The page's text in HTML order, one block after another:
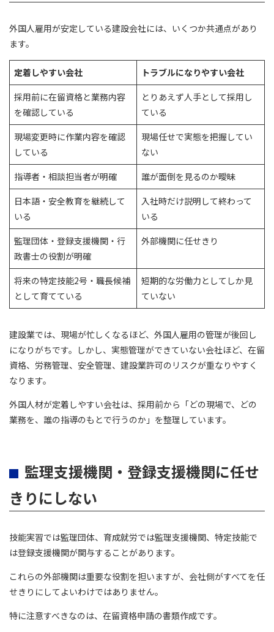
外国人雇用が安定している建設会社には、いくつか共通点があり
ます。
定着しやすい会社
トラブルになりやすい会社
採用前に在留資格と業務内容
を確認している
とりあえず人手として採用し
ている
現場変更時に作業内容を確認
している
現場任せで実態を把握してい
ない
指導者・相談担当者が明確
誰が面倒を見るのか曖昧
日本語・安全教育を継続して
いる
入社時だけ説明して終わって
いる
監理団体・登録支援機関・行
政書士の役割が明確
外部機関に任せきり
将来の特定技能2号・職長候補
として育てている
短期的な労働力としてしか見
ていない
建設業では、現場が忙しくなるほど、外国人雇用の管理が後回し
になりがちです。しかし、実態管理ができていない会社ほど、在留
資格、労務管理、安全管理、建設業許可のリスクが重なりやすく
なります。
外国人材が定着しやすい会社は、採用前から「どの現場で、どの
業務を、誰の指導のもとで行うのか」を整理しています。
監理支援機関・登録支援機関に任せ
きりにしない
技能実習では監理団体、育成就労では監理支援機関、特定技能で
は登録支援機関が関与することがあります。
これらの外部機関は重要な役割を担いますが、会社側がすべてを任
せきりにしてよいわけではありません。
特に注意すべきなのは、在留資格申請の書類作成です。